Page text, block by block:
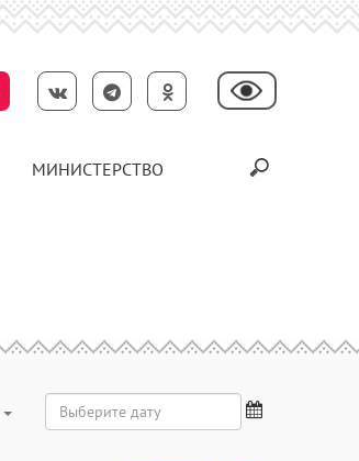
МИНИСТЕРСТВО